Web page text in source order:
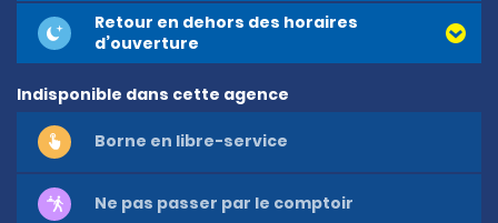
Retour en dehors des horaires
d’ouverture
Indisponible dans cette agence
Borne en libre-service
Ne pas passer par le comptoir